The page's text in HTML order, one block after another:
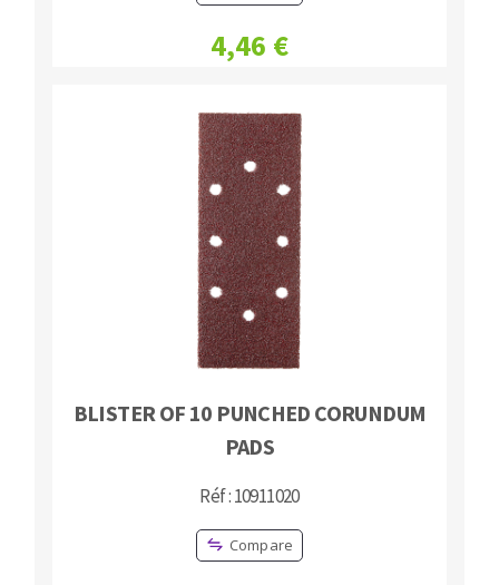
4,46 €
BLISTER OF 10 PUNCHED CORUNDUM
PADS
Réf : 10911020
Compare